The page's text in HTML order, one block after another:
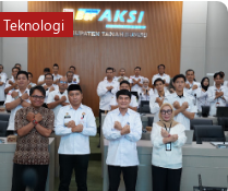
Teknologi